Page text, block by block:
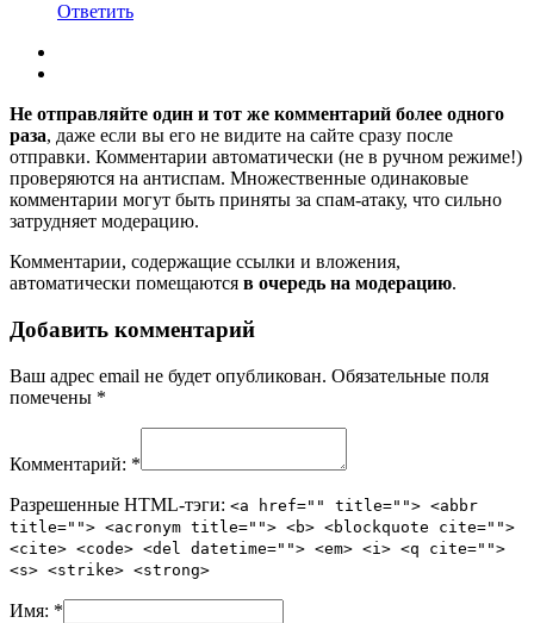
Ответить
Не отправляйте один и тот же комментарий более одного
раза, даже если вы его не видите на сайте сразу после
отправки. Комментарии автоматически (не в ручном режиме!)
проверяются на антиспам. Множественные одинаковые
комментарии могут быть приняты за спам-атаку, что сильно
затрудняет модерацию.
Комментарии, содержащие ссылки и вложения,
автоматически помещаются в очередь на модерацию.
Добавить комментарий
Ваш адрес email не будет опубликован. Обязательные поля
помечены *
Комментарий: *
Разрешенные HTML-тэги: <a href="" title=""> <abbr
title=""> <acronym title=""> <b> <blockquote cite="">
<cite> <code> <del datetime=""> <em> <i> <q cite="">
<s> <strike> <strong>
Имя: *